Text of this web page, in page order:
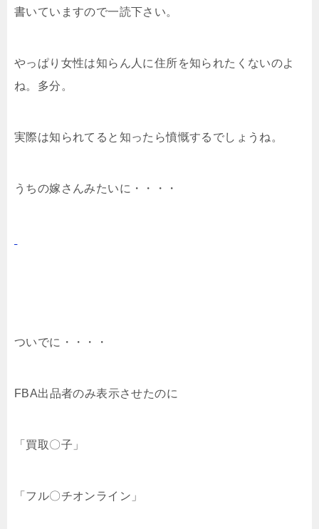
書いていますので一読下さい。
やっぱり女性は知らん人に住所を知られたくないのよ
ね。多分。
実際は知られてると知ったら憤慨するでしょうね。
うちの嫁さんみたいに・・・・
ついでに・・・・
FBA出品者のみ表示させたのに
「買取〇子」
「フル〇チオンライン」